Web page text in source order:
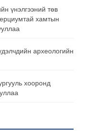
үнэлгээний төв
хамтын
археологийн
хооронд